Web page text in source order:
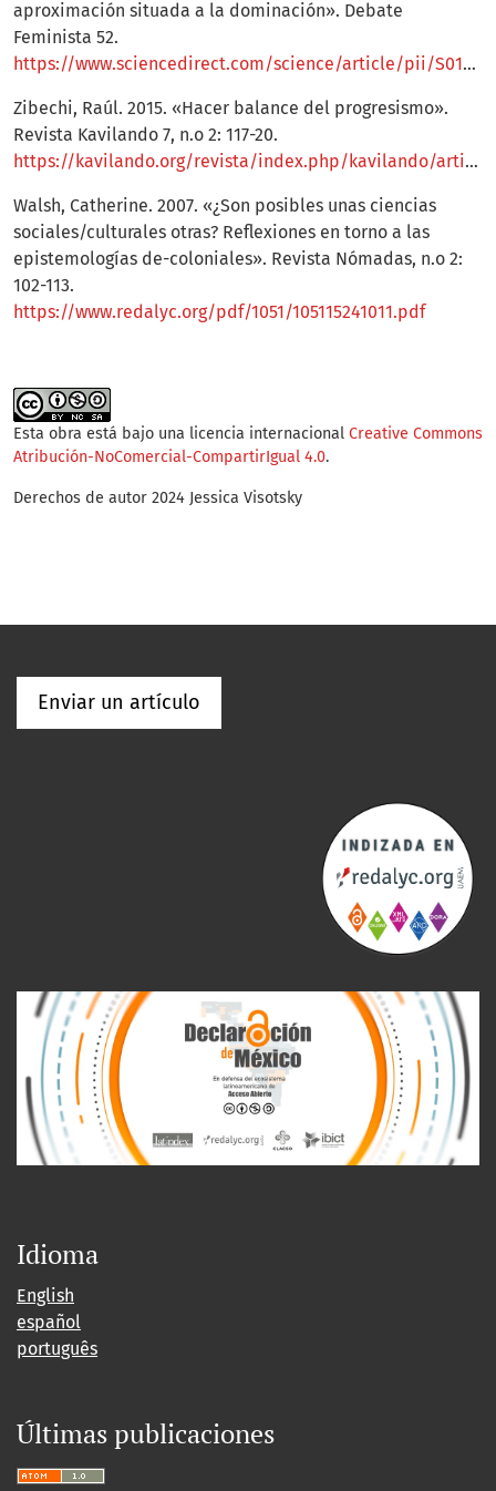
aproximación situada a la dominación». Debate
Feminista 52.
https://www.sciencedirect.com/science/article/pii/S0188947816300603
Zibechi, Raúl. 2015. «Hacer balance del progresismo».
Revista Kavilando 7, n.o 2: 117-20.
https://kavilando.org/revista/index.php/kavilando/article/view/43
Walsh, Catherine. 2007. «¿Son posibles unas ciencias
sociales/culturales otras? Reflexiones en torno a las
epistemologías de-coloniales». Revista Nómadas, n.o 2:
102-113.
https://www.redalyc.org/pdf/1051/105115241011.pdf
Esta obra está bajo una licencia internacional Creative Commons
Atribución-NoComercial-CompartirIgual 4.0.
Derechos de autor 2024 Jessica Visotsky
Enviar un artículo
Idioma
English
español
português
Últimas publicaciones